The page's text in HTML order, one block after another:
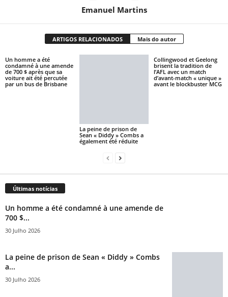
Emanuel Martins
ARTIGOS RELACIONADOS Mais do autor
Un homme a été
condamné à une amende
de 700 $ après que sa
voiture ait été percutée
par un bus de Brisbane
La peine de prison de
Sean « Diddy » Combs a
également été réduite
Collingwood et Geelong
brisent la tradition de
l’AFL avec un match
d’avant-match « unique »
avant le blockbuster MCG
Últimas notícias
Un homme a été condamné à une amende de
700 $...
30 Julho 2026
La peine de prison de Sean « Diddy » Combs
a...
30 Julho 2026